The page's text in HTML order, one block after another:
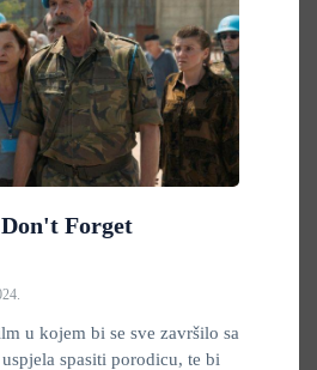
Forget
u kojem bi se sve završilo sa
spasiti porodicu, te bi